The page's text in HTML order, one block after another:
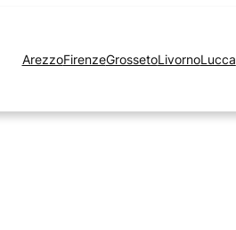
ArezzoFirenzeGrossetoLivornoLucca